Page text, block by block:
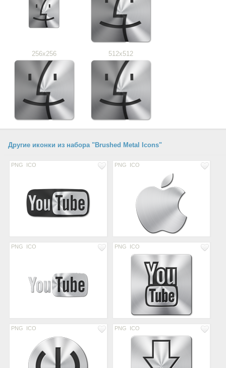
256x256 512x512
Другие иконки из набора "Brushed Metal Icons"
PNG ICO PNG ICO
PNG ICO PNG ICO
PNG ICO PNG ICO